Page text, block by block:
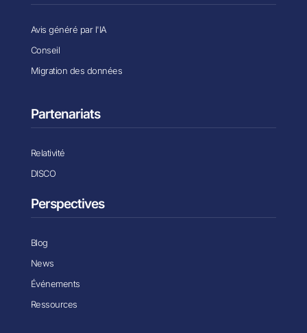
Avis généré par l'IA
Conseil
Migration des données
Partenariats
Relativité
DISCO
Perspectives
Blog
News
Événements
Ressources